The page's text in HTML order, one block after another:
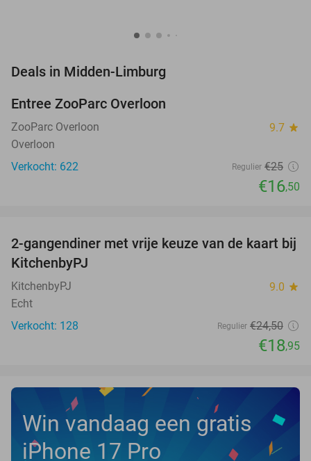
Deals in Midden-Limburg
TODAY
Entree ZooParc Overloon
ZooParc Overloon 9.7 star
Overloon
Verkocht: 622
Regulier €25
€16,50
23%
2-gangendiner met vrije keuze van de kaart bij
KitchenbyPJ
KitchenbyPJ 9.0 star
Echt
Verkocht: 128
Regulier €24,50
€18,95
Win vandaag een gratis
iPhone 17 Pro